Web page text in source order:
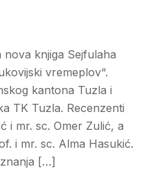
nova knjiga Sejfulaha
vremeplov“.
kantona Tuzla i
TK Tuzla. Recenzenti
i mr. sc. Omer Zulić, a
i mr. sc. Alma Hasukić.
[…]